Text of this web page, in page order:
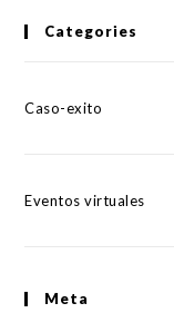
Categories
Caso-exito
Eventos virtuales
Meta